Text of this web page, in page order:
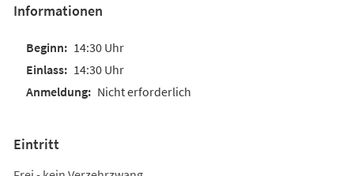
Informationen
14:30 Uhr
14:30 Uhr
Nicht erforderlich
Eintritt